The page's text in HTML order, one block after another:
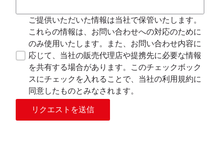
ご提供いただいた情報は当社で保管いたします。
これらの情報は、お問い合わせへの対応のために
のみ使用いたします。また、お問い合わせ内容に
応じて、当社の販売代理店や提携先に必要な情報
を共有する場合があります。このチェックボック
スにチェックを入れることで、当社の利用規約に
同意したものとみなされます。
リクエストを送信